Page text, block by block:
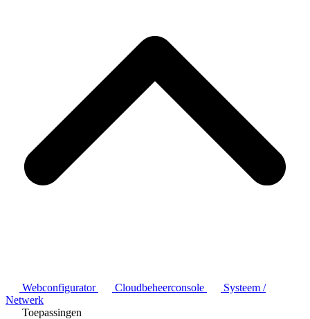
Webconfigurator Cloudbeheerconsole
Systeem /
Netwerk
Toepassingen